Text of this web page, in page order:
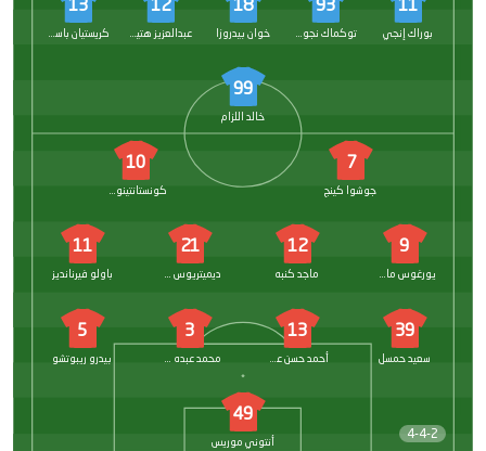
بوراك إنجي توكماك نجوين خوان بيدروزا عبدالعزيز هتيلة كريستيان باسوغوغ
99
خالد اللزام
4-4-2
7
جوشوا كينج
10
كونستانتينوس فورتونيس
9
يورغوس ماسوراس
12
ماجد كنبه
21
ديميتريوس كوربيليس
11
باولو فيرنانديز
39
سعيد حمسل
13
أحمد حسن عسيري
3
محمد عبده خبراني
5
بيدرو ريبوتشو
49
أنتوني موريس